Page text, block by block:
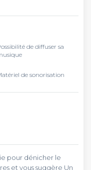
de diffuser sa
de sonorisation
pour dénicher le
et vous suggère Un